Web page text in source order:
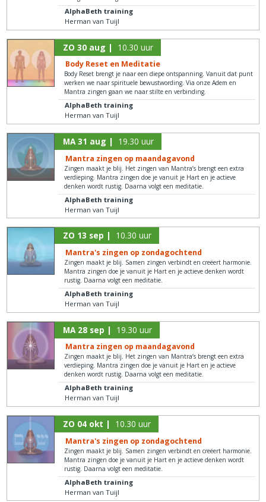
AlphaBeth training
Herman van Tuijl
ZO 30 aug | 10.30 uur
Body Reset en Meditatie
Body Reset brengt je naar een diepe ontspanning. Vanuit dat punt
werken we naar spirituele bewustwording. Via onze Adem en
Mantra zingen gaan we naar stilte en verbinding.
AlphaBeth training
Herman van Tuijl
MA 31 aug | 19.30 uur
Mantra zingen op maandagavond
Zingen maakt je blij. Het zingen van Mantra’s brengt een extra
verdieping. Mantra zingen doe je vanuit je Hart en je actieve
denken wordt rustig. Daarna volgt een meditatie.
AlphaBeth training
Herman van Tuijl
ZO 13 sep | 10.30 uur
Mantra's zingen op zondagochtend
Zingen maakt je blij. Samen zingen verbindt en creëert harmonie.
Mantra zingen doe je vanuit je Hart en je actieve denken wordt
rustig. Daarna volgt een meditatie.
AlphaBeth training
Herman van Tuijl
MA 28 sep | 19.30 uur
Mantra zingen op maandagavond
Zingen maakt je blij. Het zingen van Mantra’s brengt een extra
verdieping. Mantra zingen doe je vanuit je Hart en je actieve
denken wordt rustig. Daarna volgt een meditatie.
AlphaBeth training
Herman van Tuijl
ZO 04 okt | 10.30 uur
Mantra's zingen op zondagochtend
Zingen maakt je blij. Samen zingen verbindt en creëert harmonie.
Mantra zingen doe je vanuit je Hart en je actieve denken wordt
rustig. Daarna volgt een meditatie.
AlphaBeth training
Herman van Tuijl